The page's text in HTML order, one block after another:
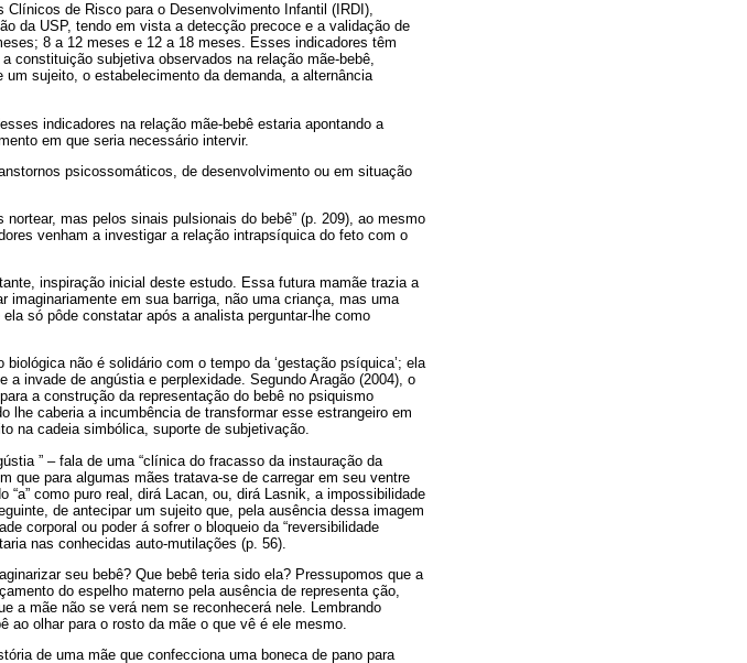
de Risco para o Desenvolvimento Infantil (IRDI),
da USP, tendo em vista a detecção precoce e a validação de
8 a 12 meses e 12 a 18 meses. Esses indicadores têm
constituição subjetiva observados na relação mãe-bebê,
sujeito, o estabelecimento da demanda, a alternância
indicadores na relação mãe-bebê estaria apontando a
em que seria necessário intervir.
psicossomáticos, de desenvolvimento ou em situação
mas pelos sinais pulsionais do bebê” (p. 209), ao mesmo
venham a investigar a relação intrapsíquica do feto com o
inspiração inicial deste estudo. Essa futura mamãe trazia a
em sua barriga, não uma criança, mas uma
só pôde constatar após a analista perguntar-lhe como
não é solidário com o tempo da ‘gestação psíquica’; ela
invade de angústia e perplexidade. Segundo Aragão (2004), o
a construção da representação do bebê no psiquismo
lhe caberia a incumbência de transformar esse estrangeiro em
na cadeia simbólica, suporte de subjetivação.
” – fala de uma “clínica do fracasso da instauração da
que para algumas mães tratava-se de carregar em seu ventre
“a” como puro real, dirá Lacan, ou, dirá Lasnik, a impossibilidade
de antecipar um sujeito que, pela ausência dessa imagem
corporal ou poder á sofrer o bloqueio da “reversibilidade
nas conhecidas auto-mutilações (p. 56).
seu bebê? Que bebê teria sido ela? Pressupomos que a
do espelho materno pela ausência de representa ção,
a mãe não se verá nem se reconhecerá nele. Lembrando
ao olhar para o rosto da mãe o que vê é ele mesmo.
de uma mãe que confecciona uma boneca de pano para